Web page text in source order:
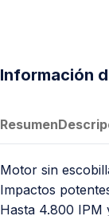
Información
Resumen
Motor sin
Impactos
Hasta 4.800 IPM